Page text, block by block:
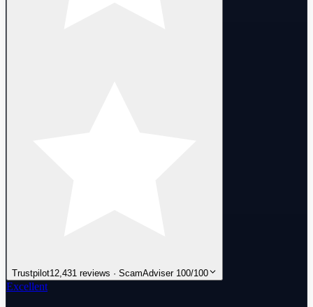
Trustpilot12,431 reviews · ScamAdviser 100/100
Excellent